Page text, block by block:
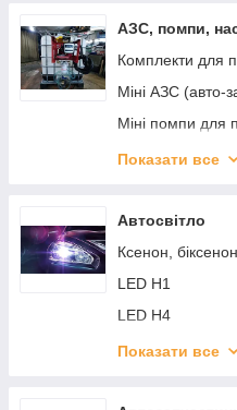
АЗС, помпи,
Комплекти для
Міні АЗС (авто-
Міні помпи для
Насоси для
Насоси для
Пістолети для
Лічильника
Все для
Показати все
Автосвітло
Ксенон, біксенон
LED H1
LED H4
LED H7
Показати все